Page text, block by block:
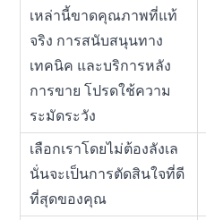
เหล่านี้ขาดคุณภาพที่แท้
จริง การสนับสนุนทาง
เทคนิค และบริการหลัง
การขาย โปรดใช้ความ
ระมัดระวัง
เลือกเราโดยไม่ต้องลังเล
นั่นจะเป็นการตัดสินใจที่ดี
ที่สุดของคุณ